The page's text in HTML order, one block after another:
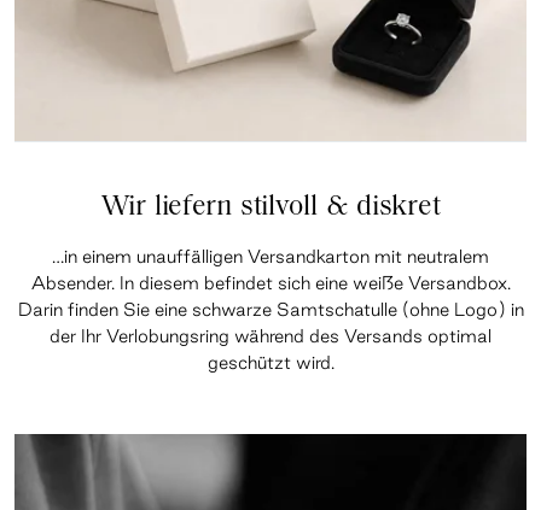
Wir liefern stilvoll & diskret
…in einem unauffälligen Versandkarton mit neutralem
Absender. In diesem befindet sich eine weiße Versandbox.
Darin finden Sie eine schwarze Samtschatulle (ohne Logo) in
der Ihr Verlobungsring während des Versands optimal
geschützt wird.